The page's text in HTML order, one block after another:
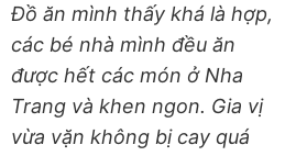
Đồ ăn mình thấy khá là hợp,
các bé nhà mình đều ăn
được hết các món ở Nha
Trang và khen ngon. Gia vị
vừa vặn không bị cay quá